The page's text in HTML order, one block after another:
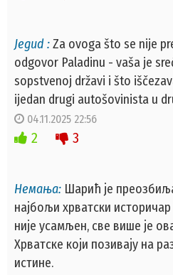
Jegud :Za ovoga što se nije
odgovor Paladinu - vaša je
sopstvenoj državi i što
ijedan drugi autošovinista u
04.11.2025 22:56
2 3
Немања: Шарић је
најбољи хрватски историчар
није усамљен, све више је
Хрватске који позивају на
истине.